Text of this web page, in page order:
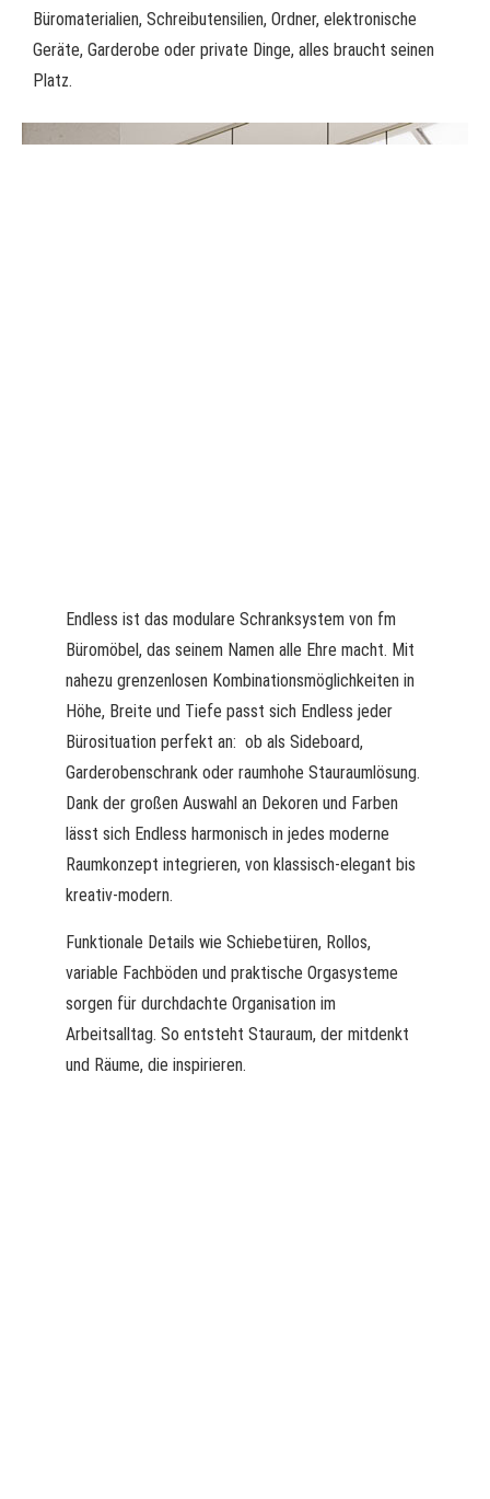
Büromaterialien, Schreibutensilien, Ordner, elektronische
Geräte, Garderobe oder private Dinge, alles braucht seinen
Platz.
Endless ist das modulare Schranksystem von fm
Büromöbel, das seinem Namen alle Ehre macht. Mit
nahezu grenzenlosen Kombinationsmöglichkeiten in
Höhe, Breite und Tiefe passt sich Endless jeder
Bürosituation perfekt an: ob als Sideboard,
Garderobenschrank oder raumhohe Stauraumlösung.
Dank der großen Auswahl an Dekoren und Farben
lässt sich Endless harmonisch in jedes moderne
Raumkonzept integrieren, von klassisch-elegant bis
kreativ-modern.
Funktionale Details wie Schiebetüren, Rollos,
variable Fachböden und praktische Orgasysteme
sorgen für durchdachte Organisation im
Arbeitsalltag. So entsteht Stauraum, der mitdenkt
und Räume, die inspirieren.